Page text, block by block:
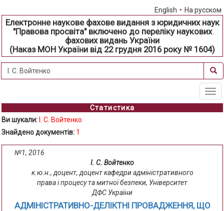
English • На русском
Електронне наукове фахове видання з юридичних наук
"Правова просвіта" включено до переліку наукових
фахових видань України
(Наказ МОН України від 22 грудня 2016 року № 1604)
Статистика
Ви шукали:
І. С. Войтенко
Знайдено документів: 1
№1, 2016
І. С. Войтенко
к.ю.н., доцент, доцент кафедри адміністративного
права і процесу та митної безпеки, Університет
ДФС України
АДМІНІСТРАТИВНО-ДЕЛІКТНІ ПРОВАДЖЕННЯ, ЩО